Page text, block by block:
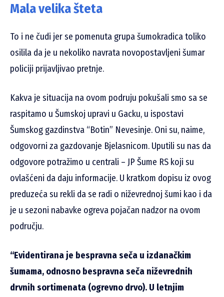
Mala velika šteta
To i ne čudi jer se pomenuta grupa šumokradica toliko
osilila da je u nekoliko navrata novopostavljeni šumar
policiji prijavljivao pretnje.
Kakva je situacija na ovom podruju pokušali smo sa se
raspitamo u Šumskoj upravi u Gacku, u ispostavi
Šumskog gazdinstva “Botin” Nevesinje. Oni su, naime,
odgovorni za gazdovanje Bjelasnicom. Uputili su nas da
odgovore potražimo u centrali – JP Šume RS koji su
ovlašćeni da daju informacije. U kratkom dopisu iz ovog
preduzeća su rekli da se radi o niževrednoj šumi kao i da
je u sezoni nabavke ogreva pojačan nadzor na ovom
području.
“Evidentirana je bespravna seča u izdanačkim
šumama, odnosno bespravna seča niževrednih
drvnih sortimenata (ogrevno drvo). U letnjim